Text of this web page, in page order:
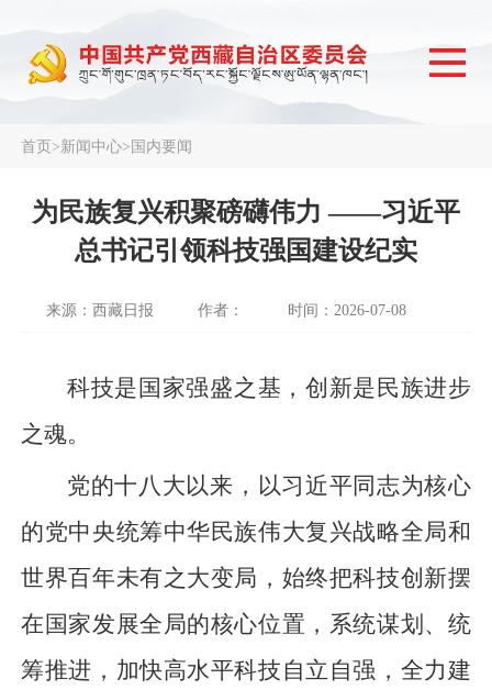
首页>新闻中心>国内要闻
为民族复兴积聚磅礴伟力 ——习近平
总书记引领科技强国建设纪实
来源：西藏日报 作者： 时间：2026-07-08
科技是国家强盛之基，创新是民族进步
之魂。
党的十八大以来，以习近平同志为核心
的党中央统筹中华民族伟大复兴战略全局和
世界百年未有之大变局，始终把科技创新摆
在国家发展全局的核心位置，系统谋划、统
筹推进，加快高水平科技自立自强，全力建